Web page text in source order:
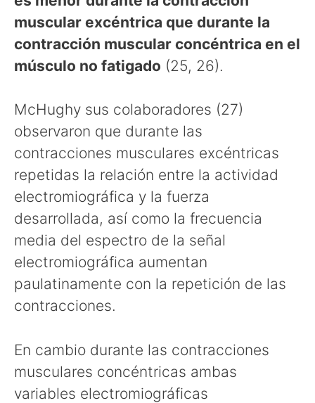
muscular excéntrica que durante la
contracción muscular concéntrica en el
músculo no fatigado (25, 26).
McHughy sus colaboradores (27)
observaron que durante las
contracciones musculares excéntricas
repetidas la relación entre la actividad
electromiográfica y la fuerza
desarrollada, así como la frecuencia
media del espectro de la señal
electromiográfica aumentan
paulatinamente con la repetición de las
contracciones.
En cambio durante las contracciones
musculares concéntricas ambas
variables electromiográficas